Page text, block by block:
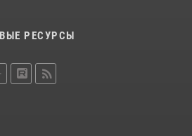
РЕСУРСЫ